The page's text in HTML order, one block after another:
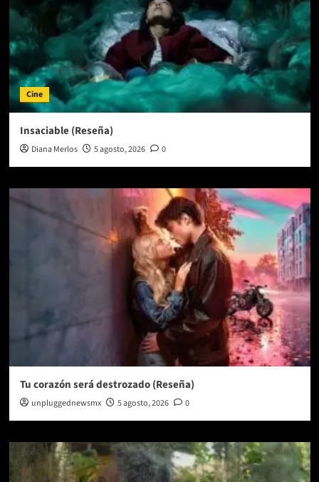
Cine
Insaciable (Reseña)
Diana Merlos 5 agosto, 2026 0
Tu corazón será destrozado (Reseña)
unpluggednewsmx 5 agosto, 2026 0